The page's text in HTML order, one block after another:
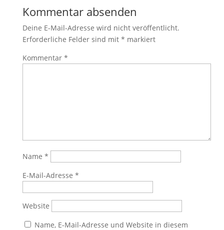
Kommentar absenden
Deine E-Mail-Adresse wird nicht veröffentlicht.
Erforderliche Felder sind mit * markiert
Kommentar *
Name *
E-Mail-Adresse *
Website
Name, E-Mail-Adresse und Website in diesem